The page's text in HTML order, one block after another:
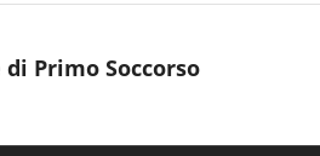
Primo Soccorso